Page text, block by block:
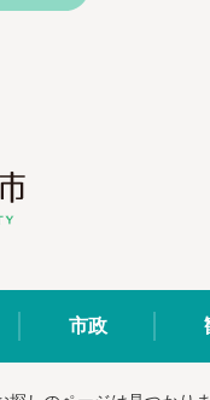
市政